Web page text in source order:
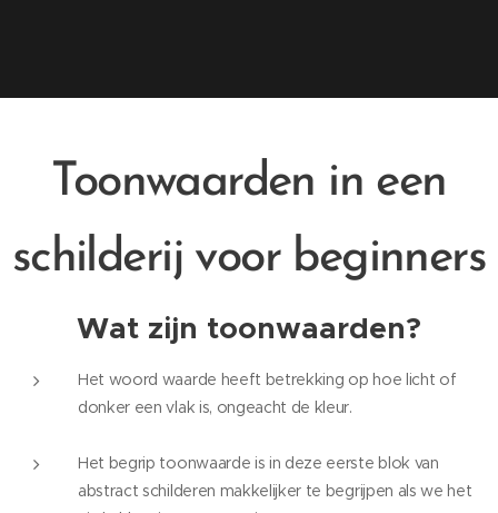
Toonwaarden in een
schilderij voor beginners
Wat zijn toonwaarden?
Het woord waarde heeft betrekking op hoe licht of
donker een vlak is, ongeacht de kleur.
Het begrip toonwaarde is in deze eerste blok van
abstract schilderen makkelijker te begrijpen als we het